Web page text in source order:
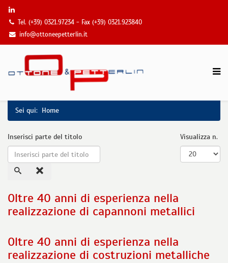
Tel. (+39) 0321.97234 - Fax (+39) 0321.923840
info@ottoneepetterlin.it
Sei qui: Home
Inserisci parte del titolo Visualizza n.
Oltre 40 anni di esperienza nella
realizzazione di capannoni metallici
Oltre 40 anni di esperienza nella
realizzazione di costruzioni metalliche